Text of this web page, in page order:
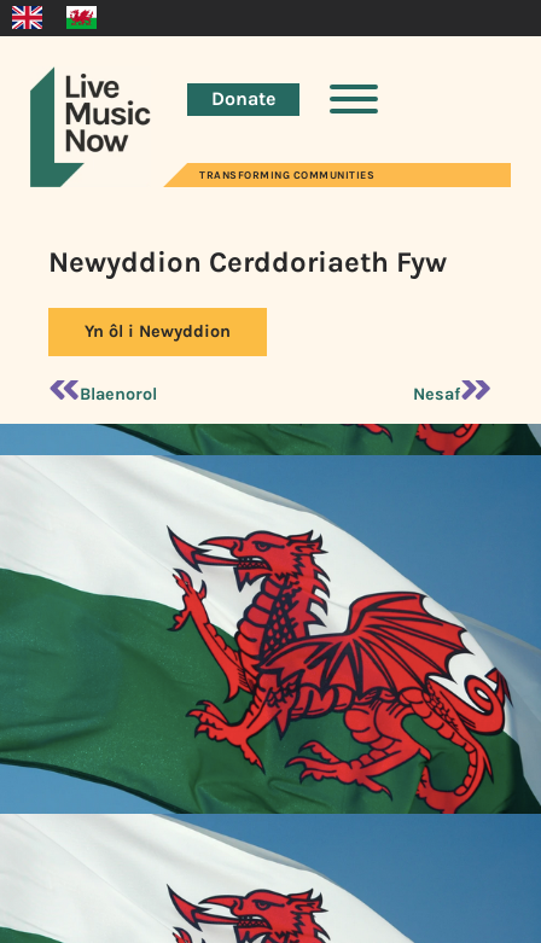
Donate
TRANSFORMING COMMUNITIES
Newyddion Cerddoriaeth Fyw
Yn ôl i Newyddion
Blaenorol Nesaf